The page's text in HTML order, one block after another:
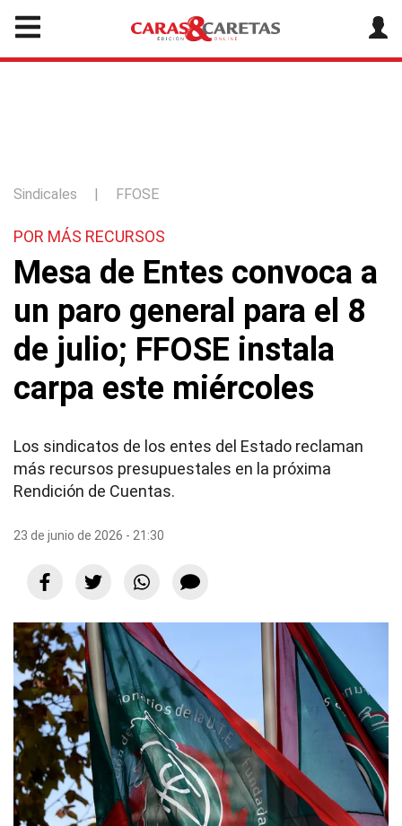
Sindicales | FFOSE
POR MÁS RECURSOS
Mesa de Entes convoca a
un paro general para el 8
de julio; FFOSE instala
carpa este miércoles
Los sindicatos de los entes del Estado reclaman
más recursos presupuestales en la próxima
Rendición de Cuentas.
23 de junio de 2026 - 21:30